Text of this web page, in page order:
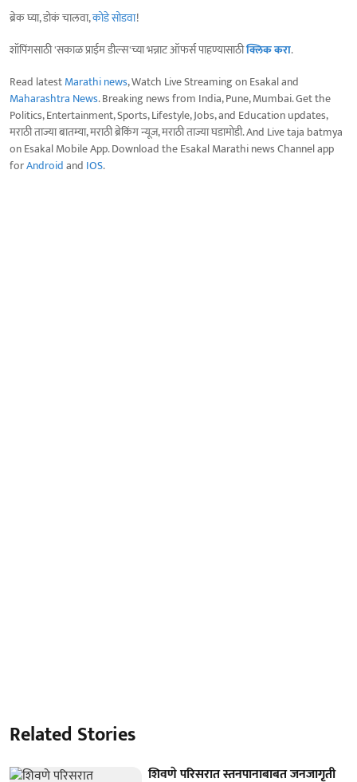
ब्रेक घ्या, डोकं चालवा,कोडे सोडवा!
शॉपिंगसाठी 'सकाळ प्राईम डील्स'च्या भन्नाट ऑफर्स पाहण्यासाठीक्लिक करा.
Read latestMarathi news, Watch Live Streaming on Esakal and
Maharashtra News. Breaking news from India, Pune, Mumbai. Get the
Politics, Entertainment, Sports, Lifestyle, Jobs, and Education updates,
मराठी ताज्या बातम्या, मराठी ब्रेकिंग न्यूज, मराठी ताज्या घडामोडी. And Live taja batmya
on Esakal Mobile App. Download the Esakal Marathi news Channel app
forAndroidand IOS.
Related Stories
शिवणे परिसरात स्तनपानाबाबत जनजागृती